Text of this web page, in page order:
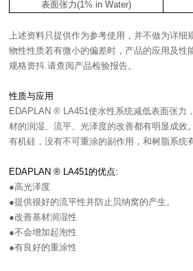
表面张力(1% in Water)
上述资料只提供作为参考使用，并不做为详细
物性性质若有微小的偏差时，产品的应用及性
规格资抖.请查阅产品检验报告。
性质与应用
EDAPLAN ® LA451使水性系统减低表面张力
材的润湿、流平、光泽度的改善都有明显成效
有机硅，没有不可重涂的副作用，和树脂系统
EDAPLAN ® LA451的优点:
●高光泽度
●提供很好的流平性并防止贝纳窝的产生。
●改善基材润湿性
●不会增加起泡性
●有良好的重涂性